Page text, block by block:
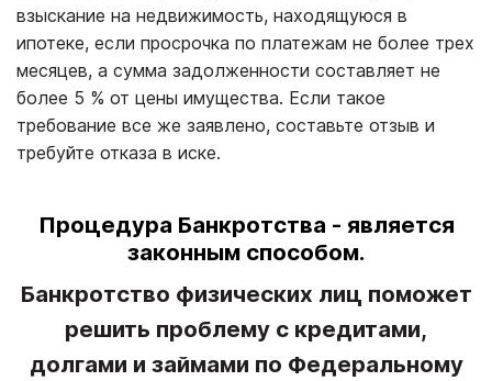
взыскание на недвижимость, находящуюся в
ипотеке, если просрочка по платежам не более трех
месяцев, а сумма задолженности составляет не
более 5 % от цены имущества. Если такое
требование все же заявлено, составьте отзыв и
требуйте отказа в иске.
Процедура Банкротства - является
законным способом.
Банкротство физических лиц поможет
решить проблему с кредитами,
долгами и займами по Федеральному